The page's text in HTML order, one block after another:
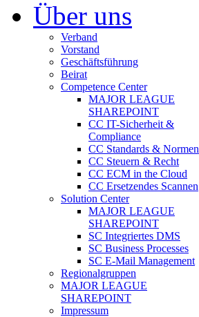
Über uns
Verband
Vorstand
Geschäftsführung
Beirat
Competence Center
MAJOR LEAGUE
SHAREPOINT
CC IT-Sicherheit &
Compliance
CC Standards & Normen
CC Steuern & Recht
CC ECM in the Cloud
CC Ersetzendes Scannen
Solution Center
MAJOR LEAGUE
SHAREPOINT
SC Integriertes DMS
SC Business Processes
SC E-Mail Management
Regionalgruppen
MAJOR LEAGUE
SHAREPOINT
Impressum